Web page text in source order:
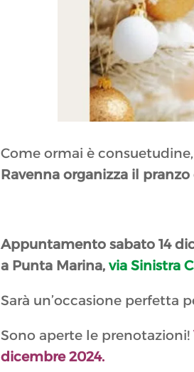
Come ormai è
Ravenna organizza il pranzo
Appuntamento sabato 14
a Punta Marina,via Sinistra
Sarà un’occasione perfetta
Sono aperte le prenotazioni!
dicembre 2024.